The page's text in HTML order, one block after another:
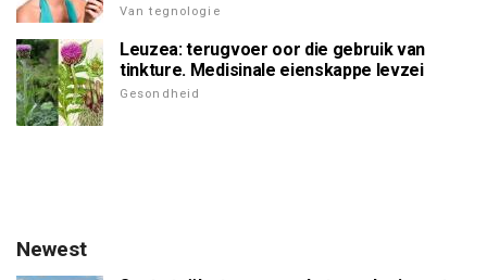
Van tegnologie
Leuzea: terugvoer oor die gebruik van
tinkture. Medisinale eienskappe levzei
Gesondheid
Newest